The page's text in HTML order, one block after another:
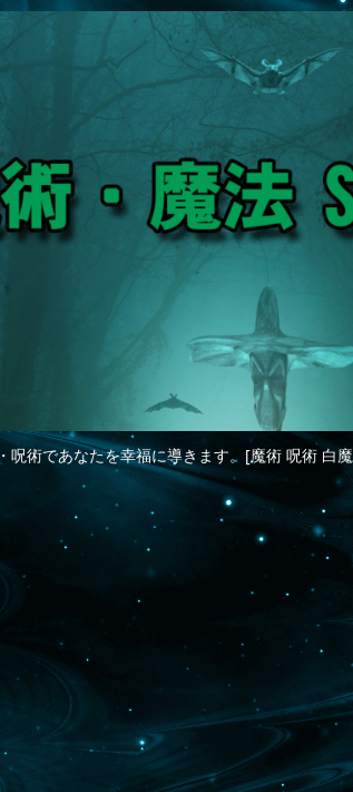
術であなたを幸福に導きます。[魔術 呪術 白